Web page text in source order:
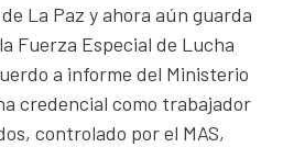
La Paz y ahora aún guarda
Fuerza Especial de Lucha
a informe del Ministerio
credencial como trabajador
controlado por el MAS,